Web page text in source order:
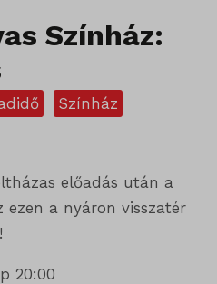
Színház:
Színház
előadás után a
ezen a nyáron visszatér
20:00